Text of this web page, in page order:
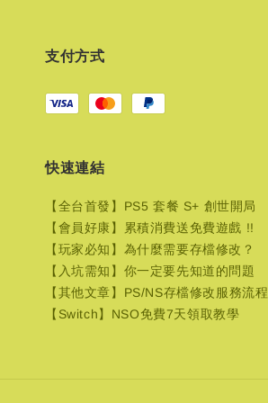
支付方式
快速連結
【全台首發】PS5 套餐 S+ 創世開局
【會員好康】累積消費送免費遊戲 !!
【玩家必知】為什麼需要存檔修改？
【入坑需知】你一定要先知道的問題
【其他文章】PS/NS存檔修改服務流程
【Switch】NSO免費7天領取教學